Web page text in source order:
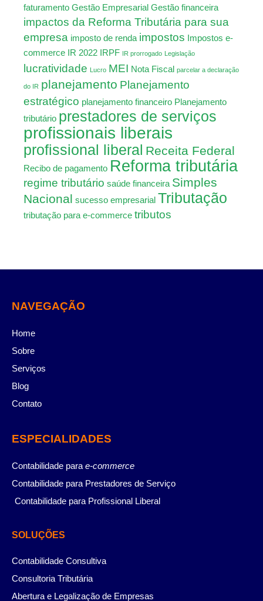
faturamento Gestão Empresarial Gestão financeira
impactos da Reforma Tributária para sua
empresa imposto de renda impostos Impostos e-
commerce IR 2022 IRPF IR prorrogado Legislação
lucratividade Lucro MEI Nota Fiscal parcelar a declaração
do IR planejamento Planejamento
estratégico planejamento financeiro Planejamento
tributário prestadores de serviços
profissionais liberais
profissional liberal Receita Federal
Recibo de pagamento Reforma tributária
regime tributário saúde financeira Simples
Nacional sucesso empresarial Tributação
tributação para e-commerce tributos
NAVEGAÇÃO
Home
Sobre
Serviços
Blog
Contato
ESPECIALIDADES
Contabilidade parae-commerce
Contabilidade para Prestadores de Serviço
Contabilidade para Profissional Liberal
SOLUÇÕES
Contabilidade Consultiva
Consultoria Tributária
Abertura e Legalização de Empresas